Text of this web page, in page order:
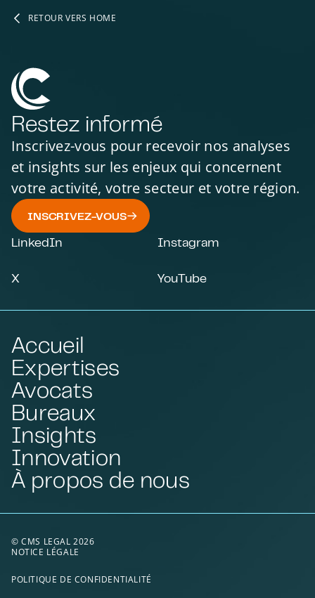
RETOUR VERS HOME
Restez informé
Inscrivez-vous pour recevoir nos analyses
et insights sur les enjeux qui concernent
votre activité, votre secteur et votre région.
INSCRIVEZ-VOUS
LinkedIn Instagram
X YouTube
Accueil
Expertises
Avocats
Bureaux
Insights
Innovation
À propos de nous
© CMS LEGAL 2026
NOTICE LÉGALE
POLITIQUE DE CONFIDENTIALITÉ